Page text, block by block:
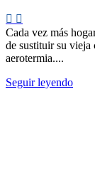
Cada vez más
de sustituir su vieja
aerotermia....
Seguir leyendo